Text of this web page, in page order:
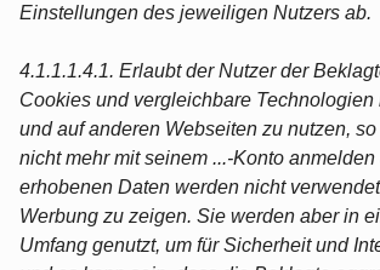
Einstellungen des jeweiligen Nutzers ab.
4.1.1.1.4.1. Erlaubt der Nutzer der
Cookies und vergleichbare Technologien
und auf anderen Webseiten zu nutzen,
nicht mehr mit seinem ...-Konto
erhobenen Daten werden nicht
Werbung zu zeigen. Sie werden aber in
Umfang genutzt, um für Sicherheit und